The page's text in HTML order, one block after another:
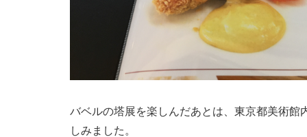
バベルの塔展を楽しんだあとは、東京都美術
しみました。